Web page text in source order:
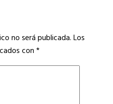
no será publicada.Los
con*